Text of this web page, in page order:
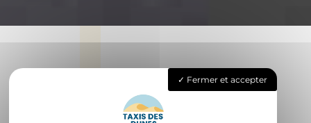
Fermer et accepter